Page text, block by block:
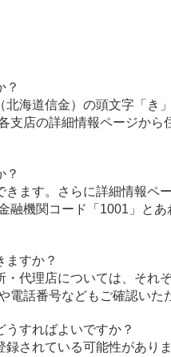
？
北海道信金）の頭文字「き
支店の詳細情報ページから
？
ます。さらに詳細情報ペ
融機関コード「1001」と
ますか？
代理店については、それ
電話番号などもご確認いた
うすればよいですか？
録されている可能性があり